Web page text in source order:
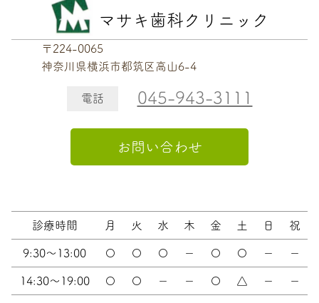
マサキ歯科クリニック
〒224-0065
神奈川県横浜市都筑区高山6-4
電話 045-943-3111
お問い合わせ
診療時間 月 火 水 木 金 土 日 祝
9:30～13:00 〇 〇 〇 － 〇 〇 － －
14:30～19:00 〇 〇 － － 〇 △ － －